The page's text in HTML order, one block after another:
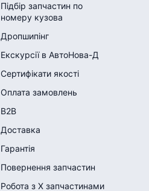
Підбір запчастин по
номеру кузова
Дропшипінг
Екскурсії в АвтоНова-Д
Сертифікати якості
Оплата замовлень
B2B
Доставка
Гарантія
Повернення запчастин
Робота з Х запчастинами